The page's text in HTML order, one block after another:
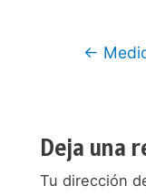
←
Deja una
Tu dirección